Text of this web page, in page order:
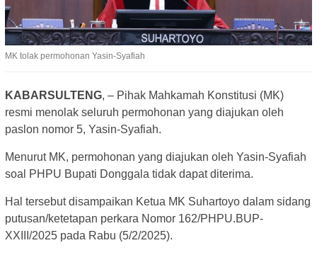
MK tolak permohonan Yasin-Syafiah
KABARSULTENG, – Pihak Mahkamah Konstitusi (MK)
resmi menolak seluruh permohonan yang diajukan oleh
paslon nomor 5, Yasin-Syafiah.
Menurut MK, permohonan yang diajukan oleh Yasin-Syafiah
soal PHPU Bupati Donggala tidak dapat diterima.
Hal tersebut disampaikan Ketua MK Suhartoyo dalam sidang
putusan/ketetapan perkara Nomor 162/PHPU.BUP-
XXIII/2025 pada Rabu (5/2/2025).